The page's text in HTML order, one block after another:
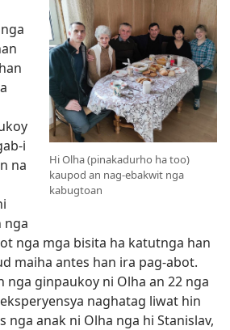
Hi Olha (pinakadurho ha too)
kaupod an nag-ebakwit nga
kabugtoan
i
na
nga
nga mga bisita ha katutnga han
maiha antes han ira pag-abot.
nga ginpaukoy ni Olha an 22 nga
naghatag liwat hin
nga anak ni Olha nga hi Stanislav,